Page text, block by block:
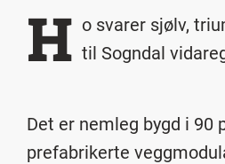
H o svarer sjølv,
til Sogndal
Det er nemleg bygd i 90
prefabrikerte